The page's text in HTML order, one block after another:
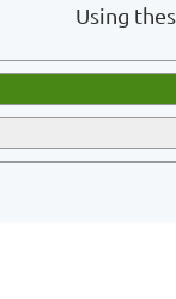
Using